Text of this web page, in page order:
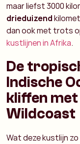
maar liefst 3000
drieduizend
dan ook met trots
kustlijnen in Afrika.
De
Indische
kliffen
Wildcoast
Wat deze kustlijn